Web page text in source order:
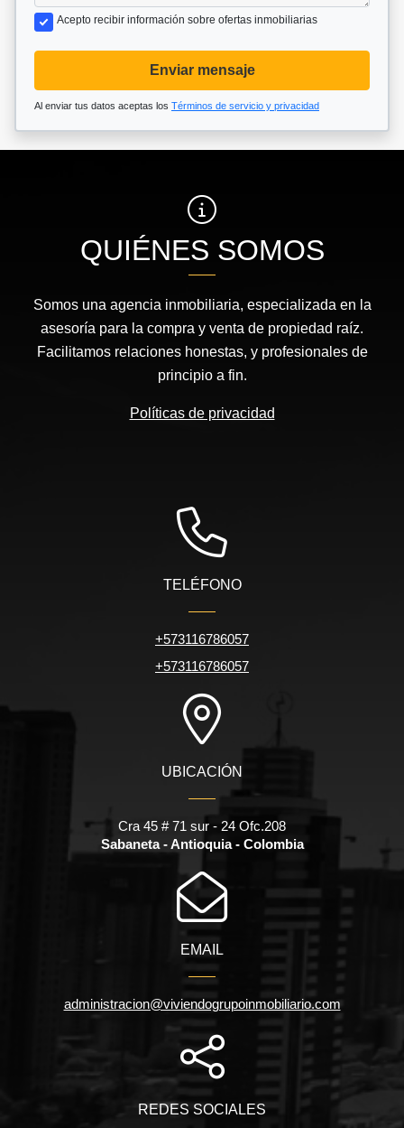
Acepto recibir información sobre ofertas inmobiliarias
Enviar mensaje
Al enviar tus datos aceptas los Términos de servicio y privacidad
QUIÉNES SOMOS
Somos una agencia inmobiliaria, especializada en la
asesoría para la compra y venta de propiedad raíz.
Facilitamos relaciones honestas, y profesionales de
principio a fin.
Políticas de privacidad
TELÉFONO
+573116786057
+573116786057
UBICACIÓN
Cra 45 # 71 sur - 24 Ofc.208
Sabaneta - Antioquia - Colombia
EMAIL
administracion@viviendogrupoinmobiliario.com
REDES SOCIALES